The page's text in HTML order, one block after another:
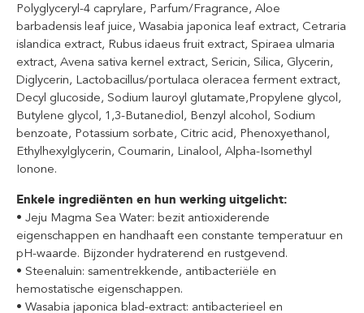
Polyglyceryl-4 caprylare, Parfum/Fragrance, Aloe
barbadensis leaf juice, Wasabia japonica leaf extract, Cetraria
islandica extract, Rubus idaeus fruit extract, Spiraea ulmaria
extract, Avena sativa kernel extract, Sericin, Silica, Glycerin,
Diglycerin, Lactobacillus/portulaca oleracea ferment extract,
Decyl glucoside, Sodium lauroyl glutamate,Propylene glycol,
Butylene glycol, 1,3-Butanediol, Benzyl alcohol, Sodium
benzoate, Potassium sorbate, Citric acid, Phenoxyethanol,
Ethylhexylglycerin, Coumarin, Linalool, Alpha-Isomethyl
Ionone.
Enkele ingrediënten en hun werking uitgelicht:
• Jeju Magma Sea Water: bezit antioxiderende
eigenschappen en handhaaft een constante temperatuur en
pH-waarde. Bijzonder hydraterend en rustgevend.
• Steenaluin: samentrekkende, antibacteriële en
hemostatische eigenschappen.
• Wasabia japonica blad-extract: antibacterieel en